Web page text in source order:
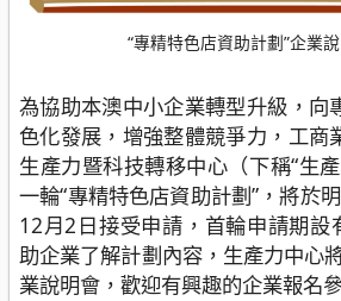
“專精特色店資助計劃”企業
為協助本澳中小企業轉型升級，向
色化發展，增強整體競爭力，工商
生產力暨科技轉移中心（下稱“生
一輪“專精特色店資助計劃”，將於
12月2日接受申請，首輪申請期設
助企業了解計劃內容，生產力中心
業說明會，歡迎有興趣的企業報名